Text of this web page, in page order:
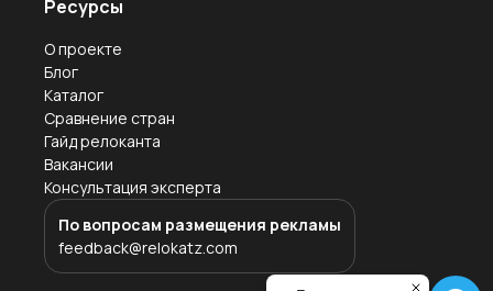
Ресурсы
О проекте
Блог
Каталог
Сравнение стран
Гайд релоканта
Вакансии
Консультация эксперта
По вопросам размещения рекламы
feedback@relokatz.com